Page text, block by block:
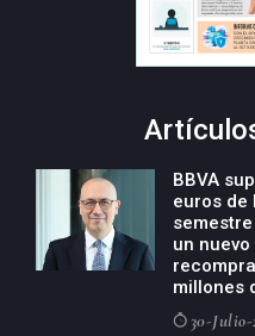
BBVA
euros de
un
millones
30-Julio-